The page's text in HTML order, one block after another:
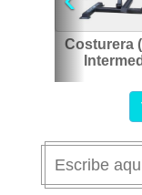
Categorías
Productos
Promociones
Costurera